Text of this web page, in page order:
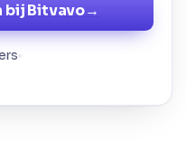
bij Bitvavo→